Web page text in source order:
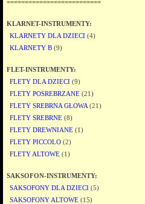
==========================
KLARNET-INSTRUMENTY:
KLARNETY DLA DZIECI (4)
KLARNETY B (9)
FLET-INSTRUMENTY:
FLETY DLA DZIECI (9)
FLETY POSREBRZANE (21)
FLETY SREBRNA GŁOWA (21)
FLETY SREBRNE (8)
FLETY DREWNIANE (1)
FLETY PICCOLO (2)
FLETY ALTOWE (1)
SAKSOFON-INSTRUMENTY:
SAKSOFONY DLA DZIECI (5)
SAKSOFONY ALTOWE (15)